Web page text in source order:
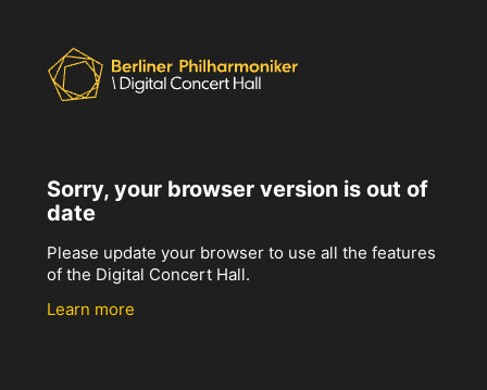
Sorry, your browser version is out of
date
Please update your browser to use all the features
of the Digital Concert Hall.
Learn more